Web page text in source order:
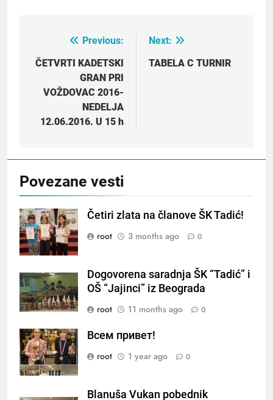
navigation
Previous:
ČETVRTI KADETSKI
GRAN PRI
VOŽDOVAC 2016-
NEDELJA
12.06.2016. U 15 h
Next:
TABELA C TURNIR
Povezane vesti
Četiri zlata na članove ŠK Tadić!
root
3 months ago 0
Dogovorena saradnja ŠK “Tadić” i
OŠ “Jajinci” iz Beograda
root
11 months ago 0
Всем привет!
root
1 year ago 0
Blanuša Vukan pobednik